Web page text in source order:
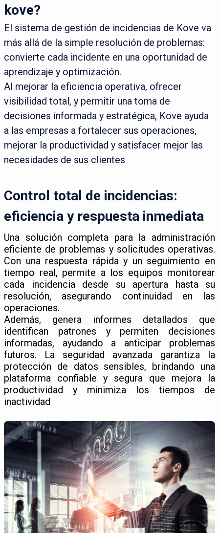
kove?
El sistema de gestión de incidencias de Kove va
más allá de la simple resolución de problemas:
convierte cada incidente en una oportunidad de
aprendizaje y optimización.
Al mejorar la eficiencia operativa, ofrecer
visibilidad total, y permitir una toma de
decisiones informada y estratégica, Kove ayuda
a las empresas a fortalecer sus operaciones,
mejorar la productividad y satisfacer mejor las
necesidades de sus clientes
Control total de incidencias:
eficiencia y respuesta inmediata
Una solución completa para la administración
eficiente de problemas y solicitudes operativas.
Con una respuesta rápida y un seguimiento en
tiempo real, permite a los equipos monitorear
cada incidencia desde su apertura hasta su
resolución, asegurando continuidad en las
operaciones.
Además, genera informes detallados que
identifican patrones y permiten decisiones
informadas, ayudando a anticipar problemas
futuros. La seguridad avanzada garantiza la
protección de datos sensibles, brindando una
plataforma confiable y segura que mejora la
productividad y minimiza los tiempos de
inactividad